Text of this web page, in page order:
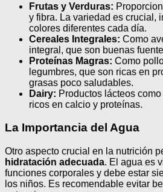
Frutas y Verduras:
y fibra. La variedad es crucial,
colores diferentes cada día.
Cereales Integrales: Como
integral, que son buenas
Proteínas Magras: Como
legumbres, que son ricas en
grasas poco saludables.
Dairy: Productos lácteos
ricos en calcio y proteínas.
La Importancia del Agua
Otro aspecto crucial en la nutrición
hidratación adecuada. El agua es
funciones corporales y debe estar
los niños. Es recomendable evitar